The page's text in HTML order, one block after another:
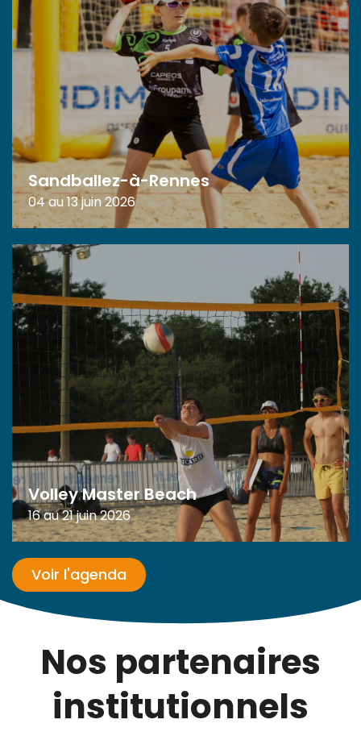
Sandballez-à-Rennes
04 au 13 juin 2026
Volley Master Beach
16 au 21 juin 2026
Voir l'agenda
Nos partenaires
institutionnels